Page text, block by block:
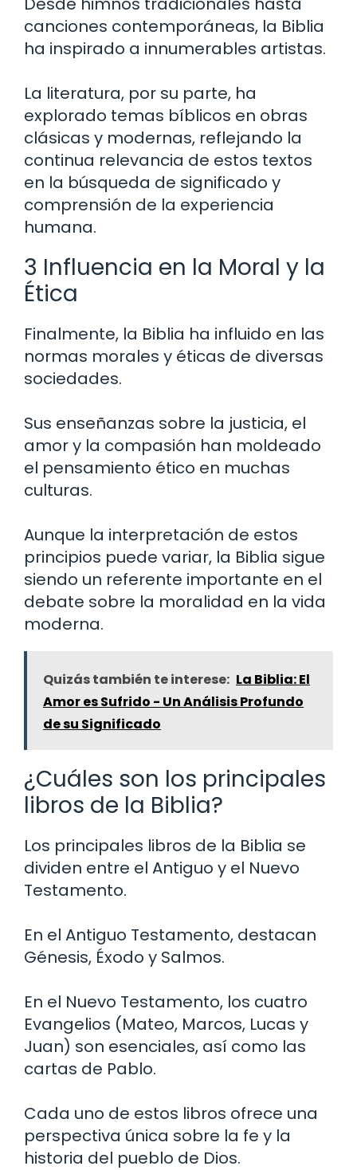
canciones contemporáneas, la Biblia
ha inspirado a innumerables artistas.
La literatura, por su parte, ha
explorado temas bíblicos en obras
clásicas y modernas, reflejando la
continua relevancia de estos textos
en la búsqueda de significado y
comprensión de la experiencia
humana.
3 Influencia en la Moral y la
Ética
Finalmente, la Biblia ha influido en las
normas morales y éticas de diversas
sociedades.
Sus enseñanzas sobre la justicia, el
amor y la compasión han moldeado
el pensamiento ético en muchas
culturas.
Aunque la interpretación de estos
principios puede variar, la Biblia sigue
siendo un referente importante en el
debate sobre la moralidad en la vida
moderna.
Quizás también te interese: La Biblia: El
Amor es Sufrido - Un Análisis Profundo
de su Significado
¿Cuáles son los principales
libros de la Biblia?
Los principales libros de la Biblia se
dividen entre el Antiguo y el Nuevo
Testamento.
En el Antiguo Testamento, destacan
Génesis, Éxodo y Salmos.
En el Nuevo Testamento, los cuatro
Evangelios (Mateo, Marcos, Lucas y
Juan) son esenciales, así como las
cartas de Pablo.
Cada uno de estos libros ofrece una
perspectiva única sobre la fe y la
historia del pueblo de Dios.